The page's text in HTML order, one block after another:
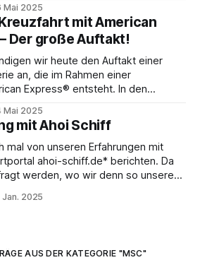
die ETA wissen musstDu planst eine
Mai 2025
mit American
Der große Auftakt!
wir heute den Auftakt einer
an, die im Rahmen einer
Express® entsteht. In den
durch die Karibik und zeigen euch,
Express Platinum Card beim
Wir
Mai 2025
mit Ahoi Schiff
mal von unseren Erfahrungen mit
ahoi-schiff.de* berichten. Da
werden, wo wir denn so unsere
Erfahrungsbericht wäre mal
Jan. 2025
AUS DER KATEGORIE "MSC"